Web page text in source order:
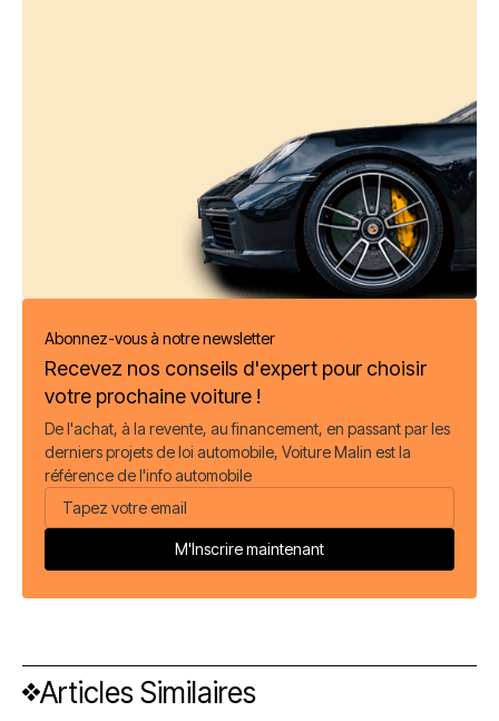
Abonnez-vous à notre newsletter
Recevez nos conseils d'expert pour choisir
votre prochaine voiture !
De l'achat, à la revente, au financement, en passant par les
derniers projets de loi automobile, Voiture Malin est la
référence de l'info automobile
Articles Similaires